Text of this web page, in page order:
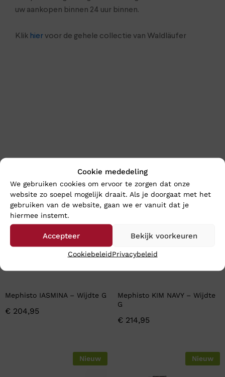
Cookie mededeling
We gebruiken cookies om ervoor te zorgen dat onze
website zo soepel mogelijk draait. Als je doorgaat met het
gebruiken van de website, gaan we er vanuit dat je
hiermee instemt.
Accepteer Bekijk voorkeuren
CookiebeleidPrivacybeleid
uw aankopen binnen 24 uur binnen.
Klik hiervoor de gehele collectie van Waldläufer
En wat vind u van deze?
Nieuw
Mephisto IASMINA – Wijdte G
€ 204,95
Mephisto KIM NAVY – Wijdte
G
€ 214,95
Nieuw Nieuw